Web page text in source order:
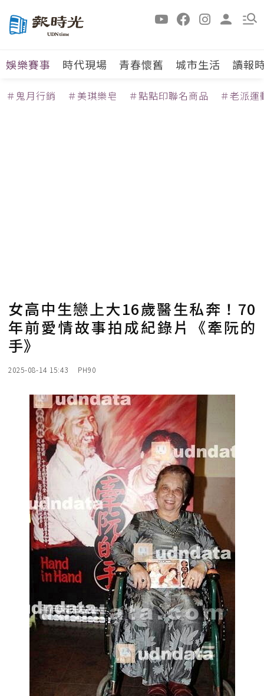
娛樂賽事 時代現場 青春懷舊 城市生活 讀報
＃鬼月行銷 ＃美琪樂皂 ＃點點印聯名商品 ＃老派運
女高中生戀上大16歲醫生私奔！70
年前愛情故事拍成紀錄片《牽阮的
手》
2025-08-14 15:43 PH90